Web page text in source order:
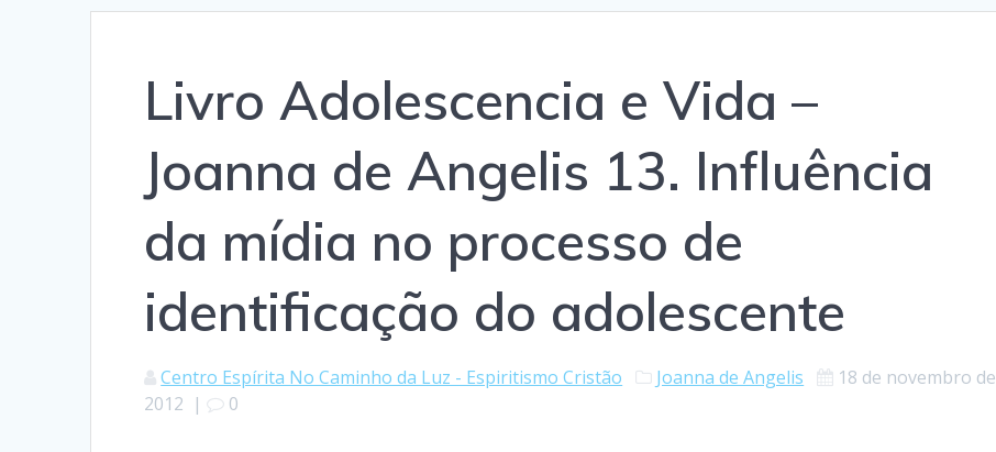
Livro Adolescencia e Vida –
Joanna de Angelis 13. Influência
da mídia no processo de
identificação do adolescente
Centro Espírita No Caminho da Luz - Espiritismo Cristão Joanna de Angelis
18 de novembro de
2012 | 0